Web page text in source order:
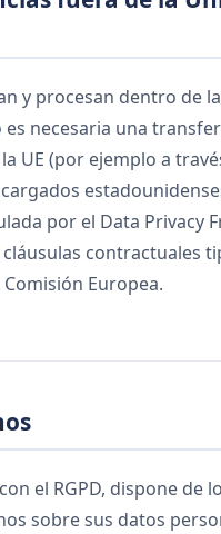
y procesan dentro de
es necesaria una
UE (por ejemplo a
por el Data Privacy
cláusulas contractuales
Europea.
el RGPD, dispone de
sobre sus datos